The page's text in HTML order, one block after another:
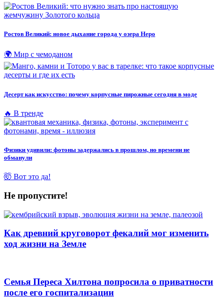
Ростов Великий: новое дыхание города у озера Неро
🌍 Мир с чемоданом
Десерт как искусство: почему корпусные пирожные сегодня в моде
🔥 В тренде
Физики удивили: фотоны задержались в прошлом, но времени не
обманули
🤯 Вот это да!
Не пропустите!
Как древний круговорот фекалий мог изменить
ход жизни на Земле
Семья Переса Хилтона попросила о приватности
после его госпитализации